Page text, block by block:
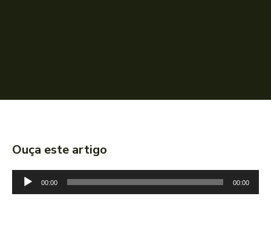
Ouça este artigo
o
00:00 00:00